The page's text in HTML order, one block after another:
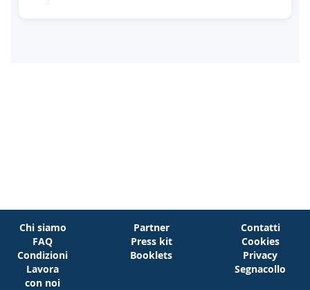
Chi siamo
FAQ
Condizioni
Lavora
con noi
Partner
Press kit
Booklets
Contatti
Cookies
Privacy
Segnacollo